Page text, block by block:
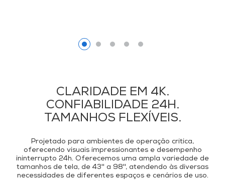
CLARIDADE EM 4K.
CONFIABILIDADE 24H.
TAMANHOS FLEXÍVEIS.
Projetado para ambientes de operação crítica,
oferecendo visuais impressionantes e desempenho
ininterrupto 24h. Oferecemos uma ampla variedade de
tamanhos de tela, de 43'' a 98'', atendendo às diversas
necessidades de diferentes espaços e cenários de uso.